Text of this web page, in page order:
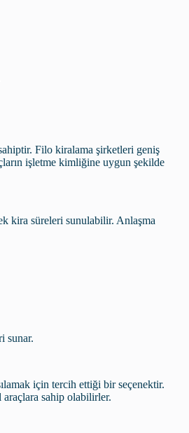
Filo kiralama şirketleri geniş
işletme kimliğine uygun şekilde
kira süreleri sunulabilir. Anlaşma
sunar.
için tercih ettiği bir seçenektir.
sahip olabilirler.